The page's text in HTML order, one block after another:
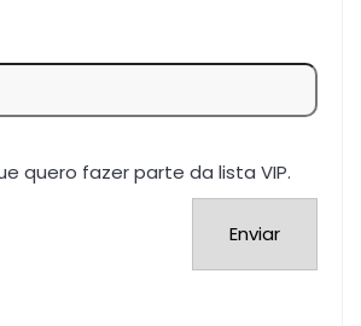
quero fazer parte da lista VIP.